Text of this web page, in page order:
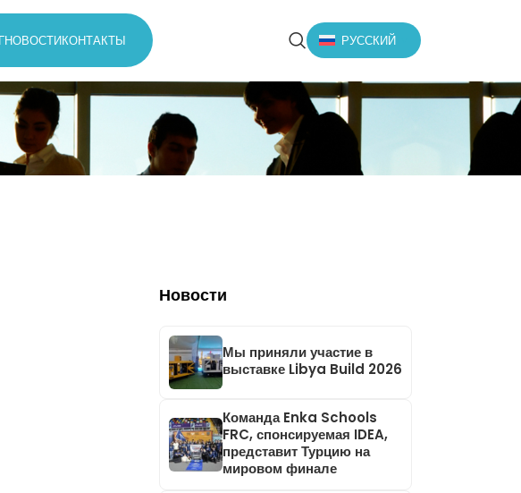
НОВОСТИКОНТАКТЫ РУССКИЙ
Новости
Мы приняли участие в
выставке Libya Build 2026
Команда Enka Schools
FRC, спонсируемая IDEA,
представит Турцию на
мировом финале